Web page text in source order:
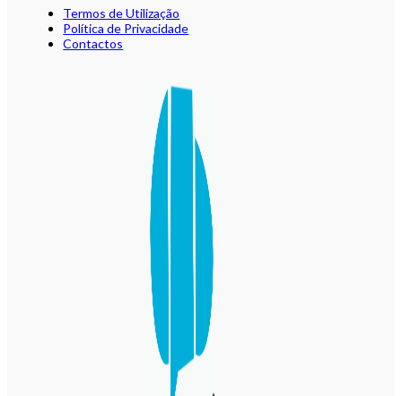
Termos de Utilização
Política de Privacidade
Contactos